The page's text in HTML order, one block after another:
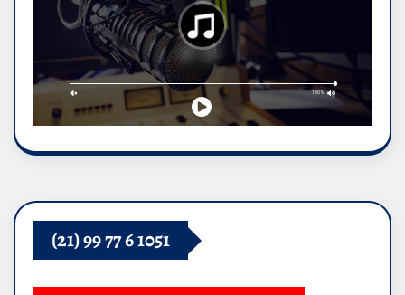
(21) 99 77 6 1051